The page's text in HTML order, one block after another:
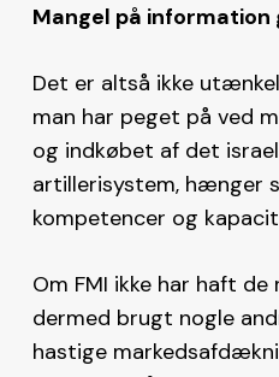
Mangel på
Det er altså ikke
man har peget på ved
og indkøbet af det
artillerisystem, hænger
kompetencer og
Om FMI ikke har haft
dermed brugt nogle
hastige